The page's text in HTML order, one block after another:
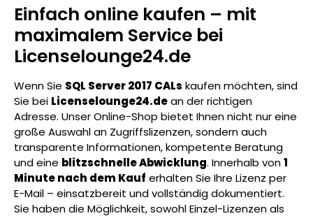
Einfach online kaufen – mit
maximalem Service bei
Licenselounge24.de
Wenn Sie SQL Server 2017 CALs kaufen möchten, sind
Sie bei Licenselounge24.dean der richtigen
Adresse. Unser Online-Shop bietet Ihnen nicht nur eine
große Auswahl an Zugriffslizenzen, sondern auch
transparente Informationen, kompetente Beratung
und eine blitzschnelle Abwicklung. Innerhalb von1
Minute nach dem Kauf erhalten Sie Ihre Lizenz per
E-Mail – einsatzbereit und vollständig dokumentiert.
Sie haben die Möglichkeit, sowohl Einzel-Lizenzen als